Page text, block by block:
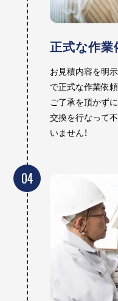
正式な作業
お見積内容を明
で正式な作業依
ご了承を頂かず
交換を行なって
いません！
04